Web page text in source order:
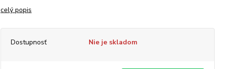
celý popis
Dostupnosť Nie je skladom